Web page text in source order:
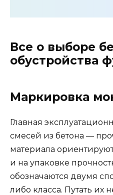
Все о выборе
обустройства
Маркировка
Главная
смесей из бетона —
материала
и на упаковке
обозначаются двумя
либо класса. Путать их